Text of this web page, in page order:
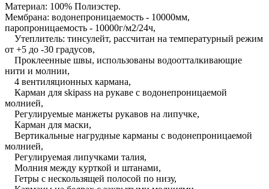
Материал: 100% Полиэстер.
Мембрана: водонепроницаемость - 10000мм,
паропроницаемость - 10000г/м2/24ч,
Утеплитель: тинсулейт, рассчитан на температурный режим
от +5 до -30 градусов,
Проклеенные швы, использованы водоотталкивающие
нити и молнии,
4 вентиляционных кармана,
Карман для skipass на рукаве с водонепроницаемой
молнией,
Регулируемые манжеты рукавов на липучке,
Карман для маски,
Вертикальные нагрудные карманы с водонепроницаемой
молнией,
Регулируемая липучками талия,
Молния между курткой и штанами,
Гетры с нескользящей полосой по низу,